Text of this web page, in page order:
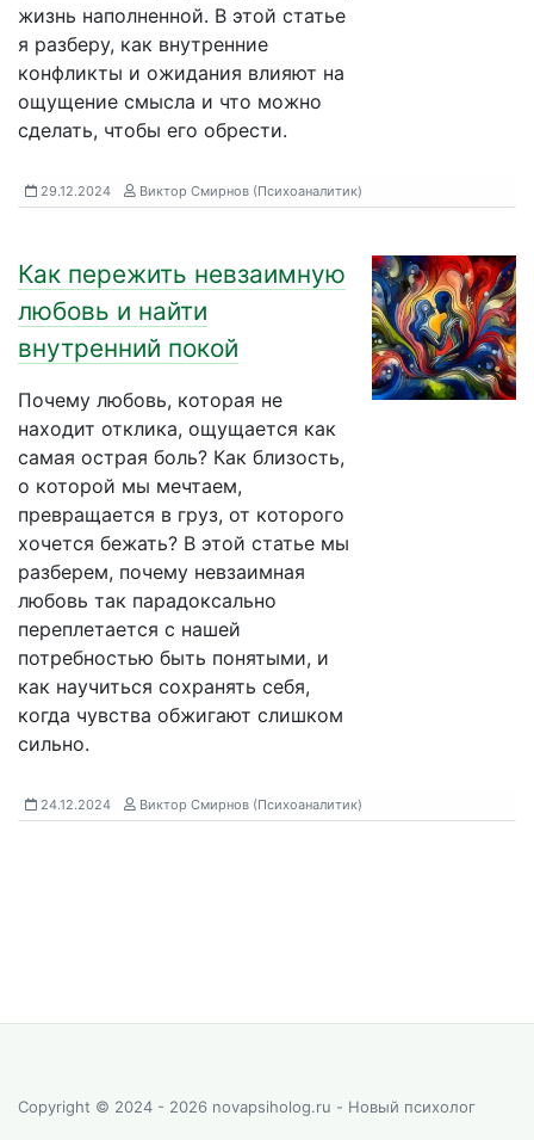
жизнь наполненной. В этой статье
я разберу, как внутренние
конфликты и ожидания влияют на
ощущение смысла и что можно
сделать, чтобы его обрести.
29.12.2024 Виктор Смирнов (Психоаналитик)
Как пережить невзаимную
любовь и найти
внутренний покой
Почему любовь, которая не
находит отклика, ощущается как
самая острая боль? Как близость,
о которой мы мечтаем,
превращается в груз, от которого
хочется бежать? В этой статье мы
разберем, почему невзаимная
любовь так парадоксально
переплетается с нашей
потребностью быть понятыми, и
как научиться сохранять себя,
когда чувства обжигают слишком
сильно.
24.12.2024 Виктор Смирнов (Психоаналитик)
Copyright © 2024 - 2026 novapsiholog.ru - Новый психолог